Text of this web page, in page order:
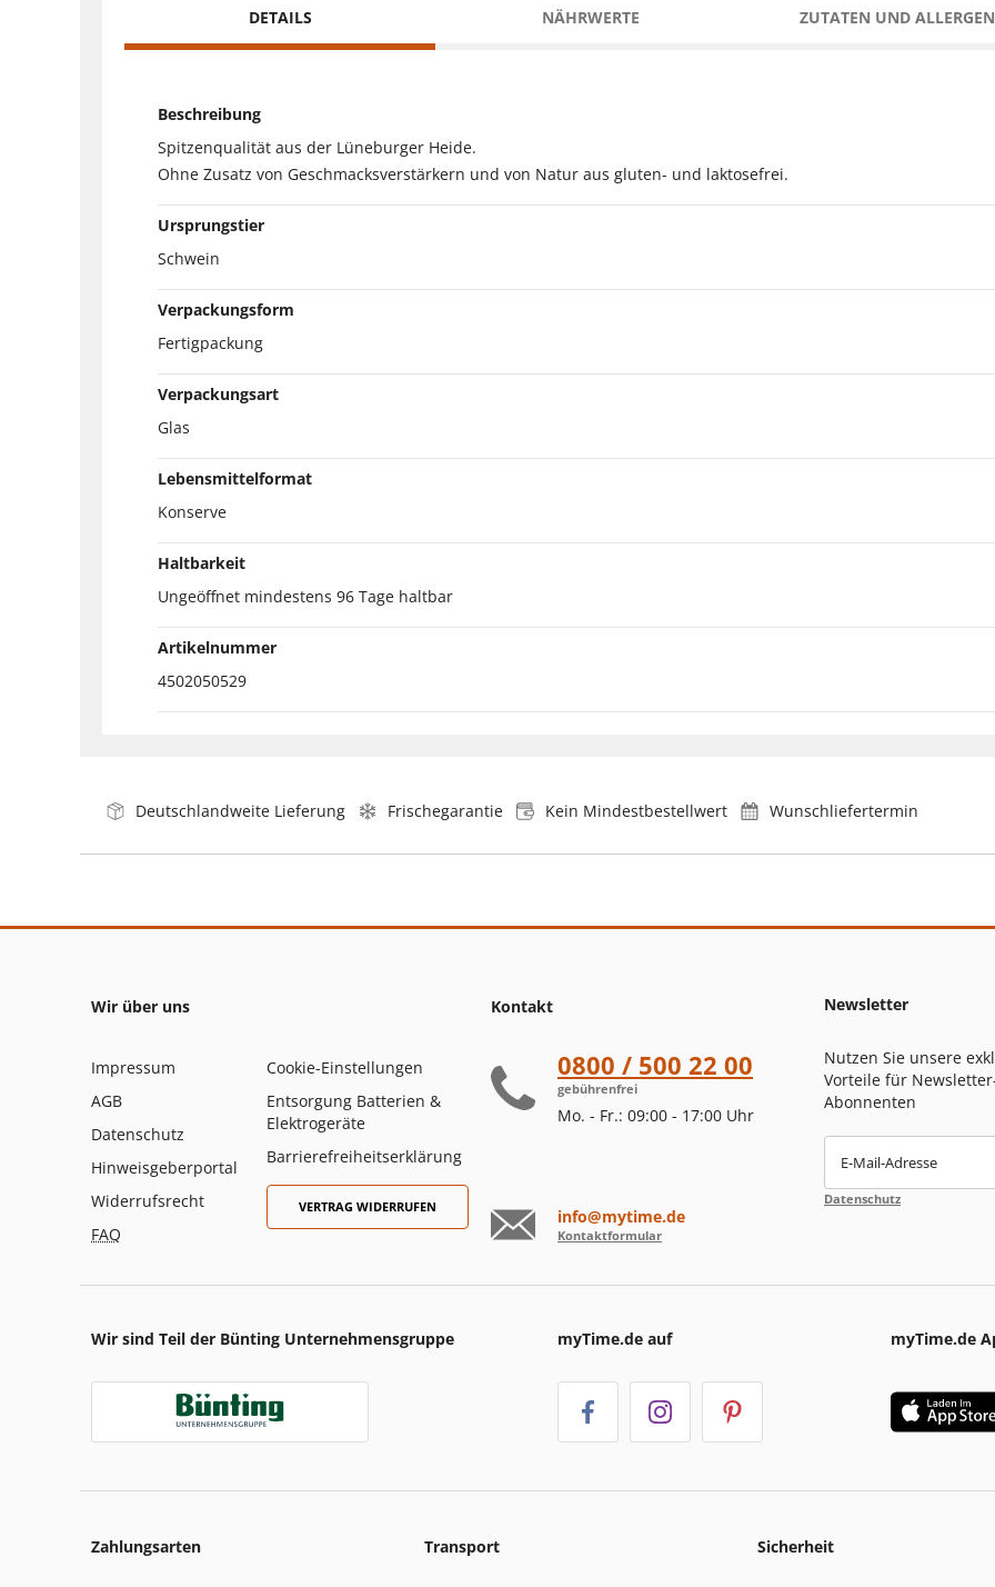
DETAILS NÄHRWERTE ZUTATEN UND
Beschreibung
Spitzenqualität aus der Lüneburger Heide.
Ohne Zusatz von Geschmacksverstärkern und von Natur aus gluten- und laktosefrei.
Ursprungstier
Schwein
Verpackungsform
Fertigpackung
Verpackungsart
Glas
Lebensmittelformat
Konserve
Haltbarkeit
Ungeöffnet mindestens 96 Tage haltbar
Artikelnummer
4502050529
Deutschlandweite Lieferung Frischegarantie Kein Mindestbestellwert Wunschliefertermin
Wir über uns
Impressum
AGB
Datenschutz
Hinweisgeberportal
Widerrufsrecht
FAQ
Cookie-Einstellungen
Entsorgung Batterien &
Elektrogeräte
Barrierefreiheitserklärung
VERTRAG WIDERRUFEN
Kontakt
0800 / 500 22 00
gebührenfrei
Mo. - Fr.: 09:00 - 17:00 Uhr
info@mytime.de
Kontaktformular
Newsletter
Nutzen Sie unsere
Vorteile für
Abonnenten
E-Mail-Adresse
Datenschutz
Wir sind Teil der Bünting Unternehmensgruppe myTime.de auf myTime.de
Zahlungsarten Transport Sicherheit